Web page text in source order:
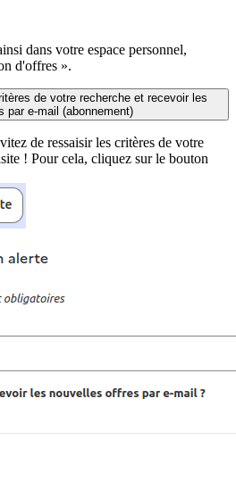
dans votre espace personnel,
d'offres ».
de votre recherche et recevoir les
par e-mail (abonnement)
de ressaisir les critères de votre
! Pour cela, cliquez sur le bouton